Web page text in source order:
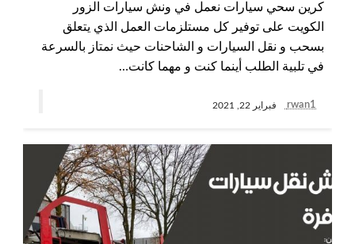
كرين سحي سيارات نعمل في ونش سيارات الزور
الكويت على توفير كل مستلزمات العمل الذي يتعلق
بسحب و نقل السيارات و الشاحنات حيث نمتاز بالسرعة
في تلبية الطلب أينما كنت و مهما كانت…
rwan1 فبراير 22, 2021